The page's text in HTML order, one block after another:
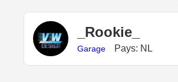
_Rookie_
Garage Pays: NL